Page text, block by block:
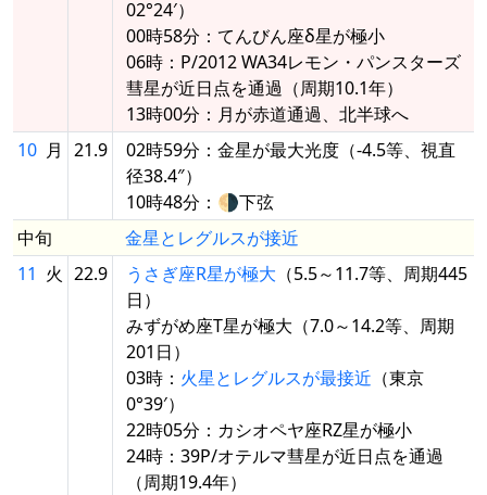
02°24′）
00時58分：てんびん座δ星が極小
06時：P/2012 WA34レモン・パンスターズ
彗星が近日点を通過（周期10.1年）
13時00分：月が赤道通過、北半球へ
10 月 21.9
02時59分：金星が最大光度（-4.5等、視直
径38.4″）
10時48分：🌗下弦
中旬
金星とレグルスが接近
11 火 22.9 うさぎ座R星が極大 （5.5～11.7等、周期445
日）
みずがめ座T星が極大（7.0～14.2等、周期
201日）
03時： 火星とレグルスが最接近 （東京
0°39′）
22時05分：カシオペヤ座RZ星が極小
24時：39P/オテルマ彗星が近日点を通過
（周期19.4年）